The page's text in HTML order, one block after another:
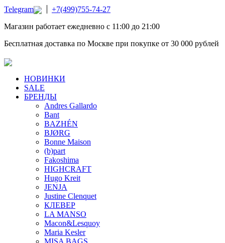
Telegram
+7(499)755-74-27
Магазин работает ежедневно с 11:00 до 21:00
Бесплатная доставка по Москве при покупке от 30 000 рублей
НОВИНКИ
SALE
БРЕНДЫ
Andres Gallardo
Bant
BAZHÉN
BJØRG
Bonne Maison
(b)part
Fakoshima
HIGHCRAFT
Hugo Kreit
JENJA
Justine Clenquet
КЛЕВЕР
LA MANSO
Macon&Lesquoy
Maria Kesler
MISA BAGS